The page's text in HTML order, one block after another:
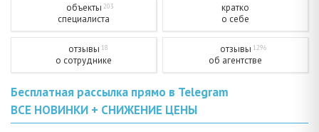
объекты 203
специалиста
кратко
о себе
отзывы 18
о сотруднике
отзывы 1296
об агентстве
Бесплатная рассылка прямо в Telegram
ВСЕ НОВИНКИ + СНИЖЕНИЕ ЦЕНЫ